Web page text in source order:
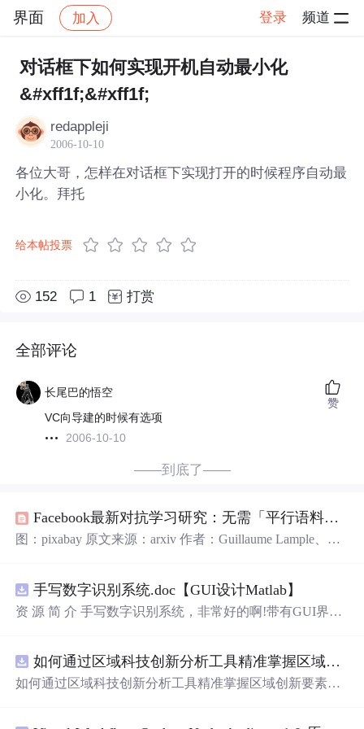
界面 加入 登录 频道
社区 界面 帖子详情
对话框下如何实现开机自动最小化
&#xff1f;&#xff1f;
redappleji
2006-10-10
各位大哥，怎样在对话框下实现打开的时候程序自动最
小化。拜托
给本帖投票
152 1 打赏
全部评论
长尾巴的悟空
VC向导建的时候有选项
2006-10-10
赞
——到底了——
Facebook最新对抗学习研究：无需「平行语料库」完成「无监督」机器翻译
图：pixabay 原文来源：arxiv 作者：Guillaume Lample、Lu
领域取得了令人印象深刻的成果，而这主要归功于最近在
深度学习方面所取得巨大进步，以及大规模平行语料库（l
手写数字识别系统.doc【GUI设计Matlab】
资 源 简 介 手写数字识别系统，非常好的啊!带有GUI界
带有直观的图形用户界面（GUI），非常容易使用。你只
需要将手写数字输入系统，它将立即给出准确的识别结
如何通过区域科技创新分析工具精准掌握区域创新要素分布与产业链融合现状？.docx
如何通过区域科技创新分析工具精准掌握区域创新要素分